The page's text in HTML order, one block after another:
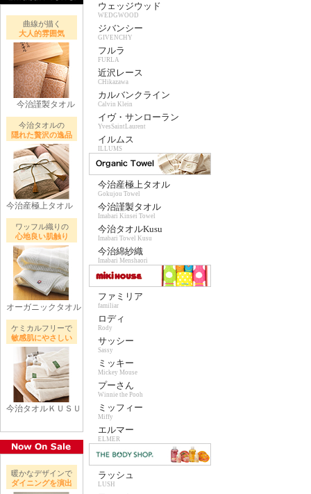
曲線が描く
大人的雰囲気
今治謹製タオル
今治タオルの
隠れた贅沢の逸品
今治産極上タオル
ワッフル織りの
心地良い肌触り
オーガニックタオル
ケミカルフリーで
敏感肌にやさしい
今治タオルＫＵＳＵ
暖かなデザインで
ダイニングを演出
ウェッジウッド
WEDGWOOD
ジバンシー
GIVENCHY
フルラ
FURLA
近沢レース
CHikazawa
カルバンクライン
Calvin Klein
イヴ・サンローラン
YvesSaintLaurent
イルムス
ILLUMS
今治産極上タオル
Gokujou Towel
今治謹製タオル
Imabari Kinsei Towel
今治タオルKusu
Imabari Towel Kusu
今治綿紗織
Imabari Menshaori
ファミリア
familiar
ロディ
Rody
サッシー
Sassy
ミッキー
Mickey Mouse
プーさん
Winnie the Pooh
ミッフィー
Miffy
エルマー
ELMER
ラッシュ
LUSH